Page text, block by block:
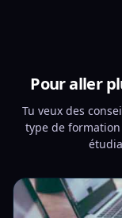
Pour aller
Tu veux des
type de